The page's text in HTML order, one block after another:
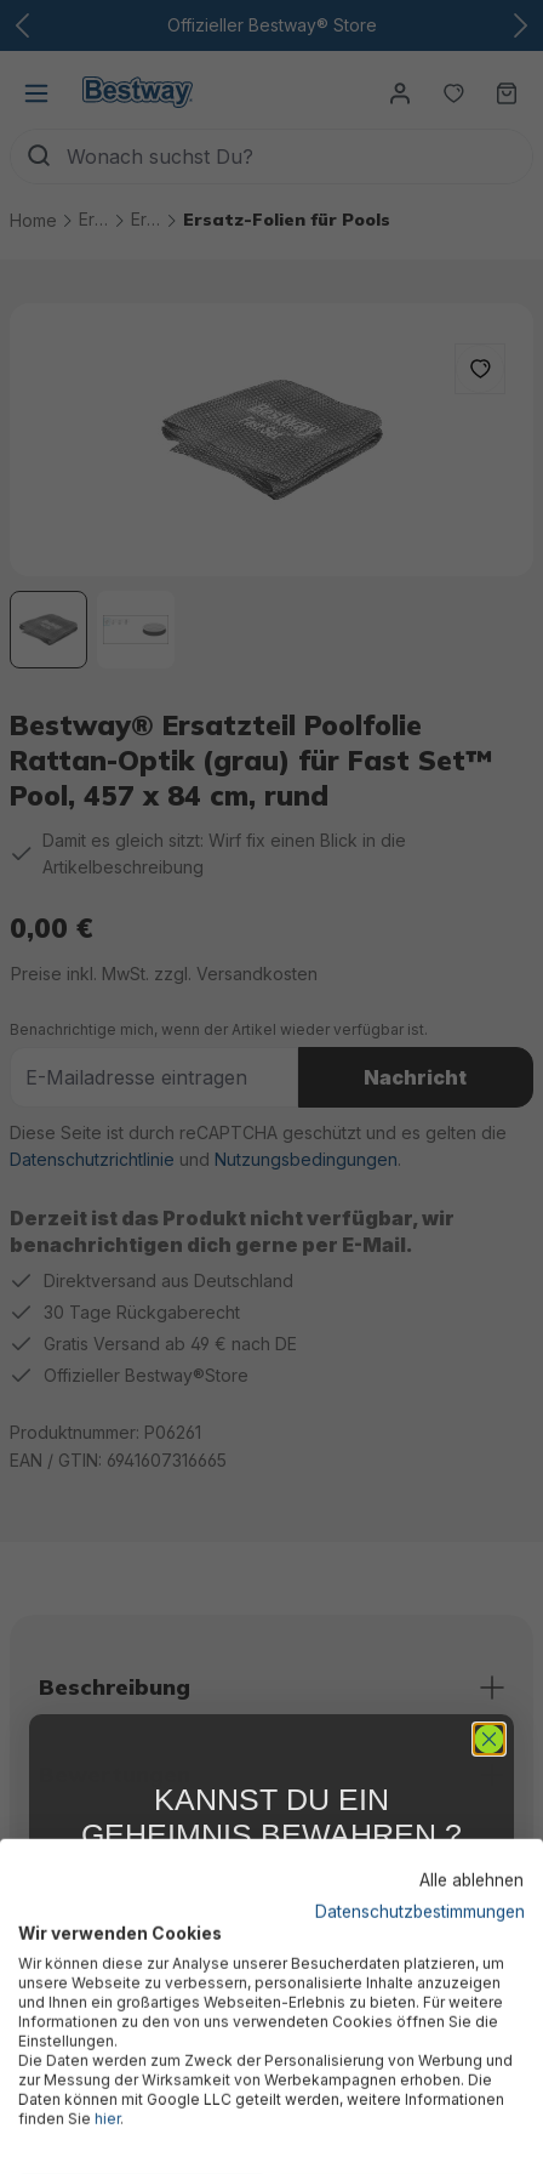
Zum Hauptinhalt Offizieller Bestway® Store
Du
Home Ersatzteile Ersatzteile Pools Ersatz-Folien für Pools
Bestway® Ersatzteil Poolfolie
Rattan-Optik (grau) für Fast Set™
Pool, 457 x 84 cm, rund
Damit es gleich sitzt: Wirf fix einen Blick in die
Artikelbeschreibung
0,00 €
Preise inkl. MwSt. zzgl. Versandkosten
Derzeit ist das Produkt nicht verfügbar, wir
benachrichtigen dich gerne per E-Mail.
Benachrichtige mich, wenn der Artikel wieder verfügbar ist.
Nachricht
Diese Seite ist durch reCAPTCHA geschützt und es gelten die
Datenschutzrichtlinie und Nutzungsbedingungen.
Direktversand aus Deutschland
30 Tage Rückgaberecht
Gratis Versand ab 49 € nach DE
Offizieller Bestway®Store
Produktnummer: P06261
EAN / GTIN: 6941607316665
Beschreibung
Herstellerinformation
🎉 Jetzt den Newsletter
Alle ablehnen
Datenschutzbestimmungen
Wir verwenden Cookies
Wir können diese zur Analyse unserer Besucherdaten platzieren, um
unsere Webseite zu verbessern, personalisierte Inhalte anzuzeigen
und Ihnen ein großartiges Webseiten-Erlebnis zu bieten. Für weitere
Informationen zu den von uns verwendeten Cookies öffnen Sie die
Einstellungen.
Die Daten werden zum Zweck der Personalisierung von Werbung und
zur Messung der Wirksamkeit von Werbekampagnen erhoben. Die
Daten können mit Google LLC geteilt werden, weitere Informationen
finden Sie hier.
KANNST DU EIN
GEHEIMNIS BEWAHREN ?
FÜR DICH
Abonniere jetzt unseren kostenlosen
Newsletter, verpasse keine Neuigkeiten und
Aktionen mehr und sichere Dir 5 %
Willkommensrabatt auf nicht reduzierte Ware
bei Deiner ersten Bestellung !*
Email